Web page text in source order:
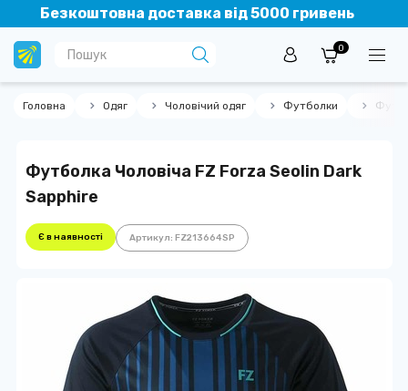
Безкоштовна доставка від 5000 гривень
0
Головна Одяг Чоловічий одяг Футболки
Футболка Чоловіча FZ Forza Seolin Dark
Sapphire
Є в наявності Артикул: FZ213664SP